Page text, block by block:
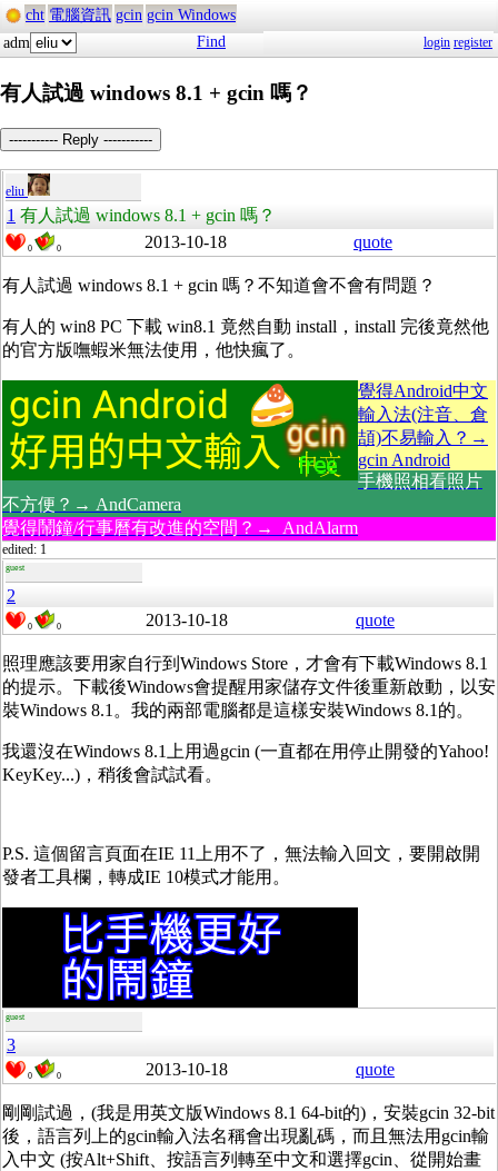
cht 電腦資訊 gcin gcin Windows
adm
Find login register
有人試過 windows 8.1 + gcin 嗎？
----------- Reply -----------
eliu
1 有人試過 windows 8.1 + gcin 嗎？
0 0 2013-10-18 quote
有人試過 windows 8.1 + gcin 嗎？不知道會不會有問題？
有人的 win8 PC 下載 win8.1 竟然自動 install，install 完後竟然他
的官方版嘸蝦米無法使用，他快瘋了。
覺得Android中文
輸入法(注音、倉
頡)不易輸入？→
gcin Android
手機照相看照片
不方便？→ AndCamera
覺得鬧鐘/行事曆有改進的空間？→ AndAlarm
edited: 1
guest
2
0 0 2013-10-18 quote
照理應該要用家自行到Windows Store，才會有下載Windows 8.1
的提示。下載後Windows會提醒用家儲存文件後重新啟動，以安
裝Windows 8.1。我的兩部電腦都是這樣安裝Windows 8.1的。
我還沒在Windows 8.1上用過gcin (一直都在用停止開發的Yahoo!
KeyKey...)，稍後會試試看。
P.S. 這個留言頁面在IE 11上用不了，無法輸入回文，要開啟開
發者工具欄，轉成IE 10模式才能用。
guest
3
0 0 2013-10-18 quote
剛剛試過，(我是用英文版Windows 8.1 64-bit的)，安裝gcin 32-bit
後，語言列上的gcin輸入法名稱會出現亂碼，而且無法用gcin輸
入中文 (按Alt+Shift、按語言列轉至中文和選擇gcin、從開始畫